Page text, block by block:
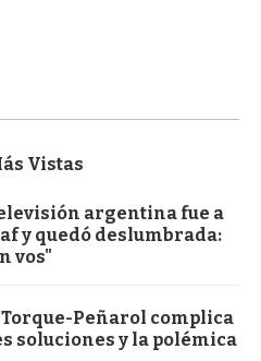
Vistas
argentina fue a
y quedó deslumbrada:
vos"
Torque-Peñarol complica
soluciones y la polémica